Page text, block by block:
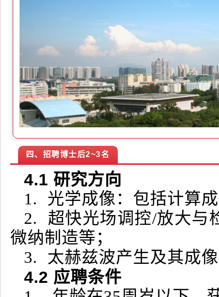
四、招聘博士后2~3名
4.1 研究方向
1. 光学成像：包括计算
2. 超快光场调控/放大与
微纳制造等；
3. 太赫兹波产生及其成
4.2 应聘条件